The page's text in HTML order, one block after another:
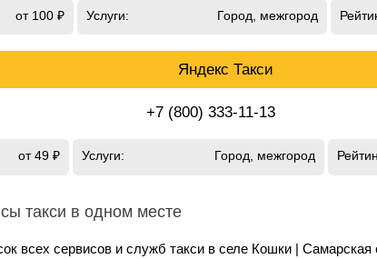
от 100 ₽ Услуги: Город, межгород
Яндекс Такси
+7 (800) 333-11-13
от 49 ₽ Услуги: Город, межгород
такси в одном месте
всех сервисов и служб такси в селе Кошки |